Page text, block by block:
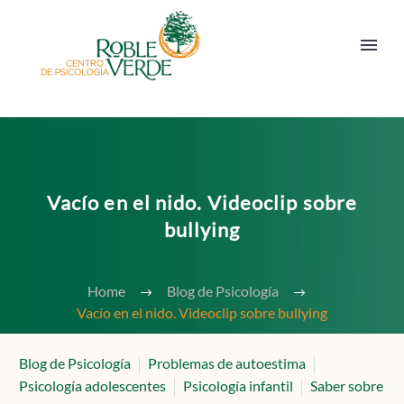
Vacío en el nido. Videoclip sobre
bullying
Home
Blog de Psicología
Vacío en el nido. Videoclip sobre bullying
Blog de Psicología
Problemas de autoestima
Psicología adolescentes
Psicología infantil
Saber sobre